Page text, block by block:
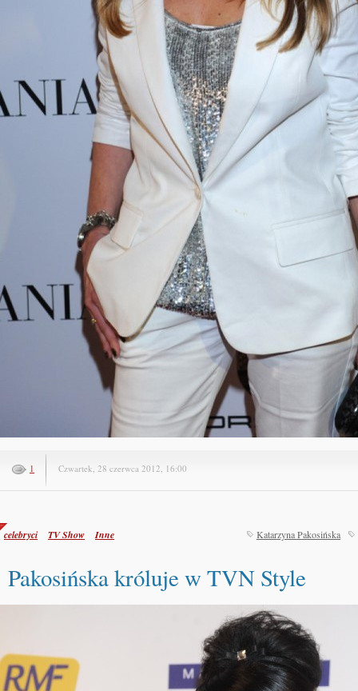
1 Czwartek, 28 czerwca 2012, 16:00
celebryci TV Show Inne Katarzyna Pakosińska
Pakosińska króluje w TVN Style